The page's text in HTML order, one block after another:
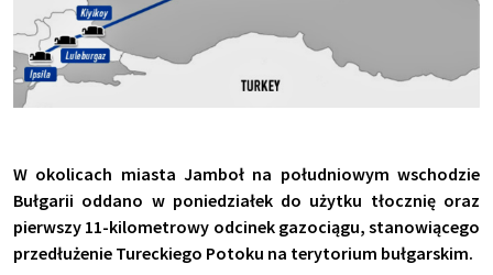
W okolicach miasta Jamboł na południowym wschodzie
Bułgarii oddano w poniedziałek do użytku tłocznię oraz
pierwszy 11-kilometrowy odcinek gazociągu, stanowiącego
przedłużenie Tureckiego Potoku na terytorium bułgarskim.